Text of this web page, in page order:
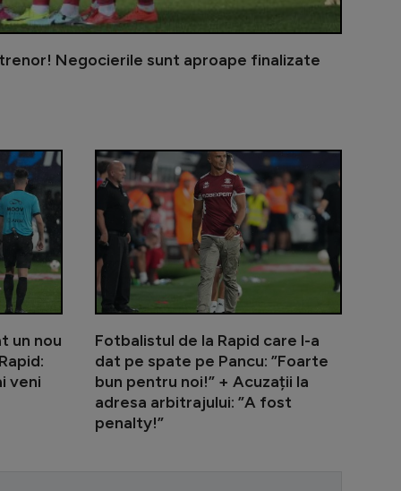
Negocierile sunt aproape finalizate
de la FCSB să își găsească o nouă echipă:
Reacție vehementă după ce Neluțu Varga a
un nou
veni
Fotbalistul de la Rapid care l-a
dat pe spate pe Pancu: ”Foarte
bun pentru noi!” + Acuzații la
adresa arbitrajului: ”A fost
penalty!”